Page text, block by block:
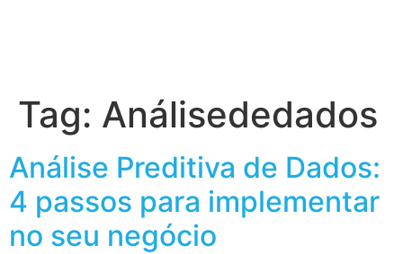
Tag: Análisededados
Análise Preditiva de Dados:
4 passos para implementar
no seu negócio